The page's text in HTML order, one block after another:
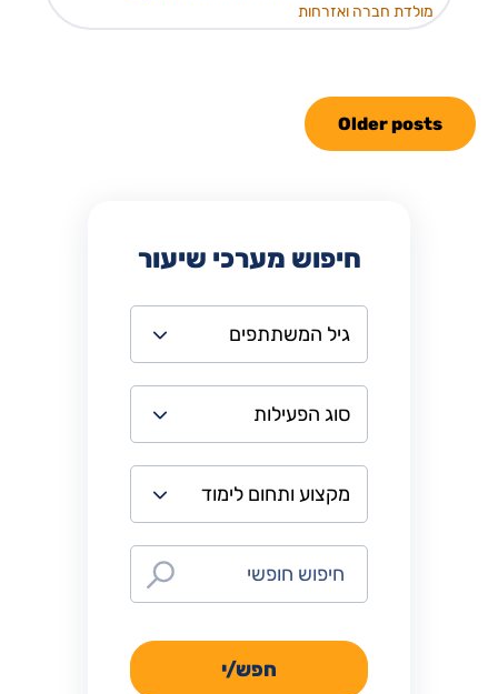
מולדת חברה ואזרחות
Older posts
חיפוש מערכי שיעור
חפש/י